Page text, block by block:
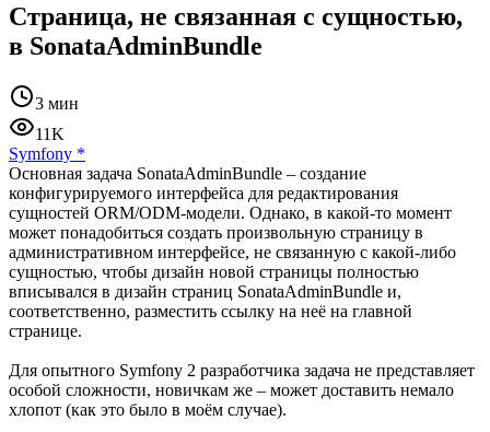
Страница, не связанная с сущностью,
в SonataAdminBundle
3 мин
11K
Symfony *
Основная задача SonataAdminBundle – создание
конфигурируемого интерфейса для редактирования
сущностей ORM/ODM-модели. Однако, в какой-то момент
может понадобиться создать произвольную страницу в
административном интерфейсе, не связанную с какой-либо
сущностью, чтобы дизайн новой страницы полностью
вписывался в дизайн страниц SonataAdminBundle и,
соответственно, разместить ссылку на неё на главной
странице.
Для опытного Symfony 2 разработчика задача не представляет
особой сложности, новичкам же – может доставить немало
хлопот (как это было в моём случае).